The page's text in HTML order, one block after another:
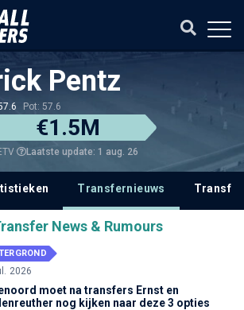
Pentz
Pot: 57.6
€1.5M
Laatste update: 1 aug. 26
Transfernieuws
News & Rumours
2026
moet na transfers Ernst en
nog kijken naar deze 3 opties